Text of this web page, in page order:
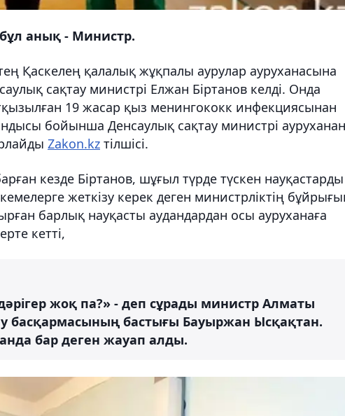
анық - Министр.
Қаскелең қалалық жұқпалы аурулар ауруханасына
сақтау министрі Елжан Біртанов келді. Онда
19 жасар қыз менингококк инфекциясынан
бойынша Денсаулық сақтау министрі
Zakon.kz тілшісі.
кезде Біртанов, шұғыл түрде түскен науқастарды
жеткізу керек деген министрліктің
барлық науқасты аудандардан осы ауруханаға
кетті,
жоқ па?» - деп сұрады министр Алматы
басқармасының бастығы Бауыржан Ысқақтан.
бар деген жауап алды.